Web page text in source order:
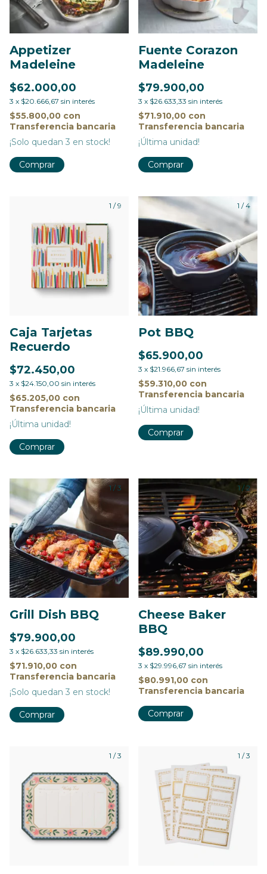
Appetizer
Madeleine
$62.000,00
3 x $20.666,67 sin interés
$55.800,00 con
Transferencia bancaria
¡Solo quedan 3 en stock!
Comprar
Fuente Corazon
Madeleine
$79.900,00
3 x $26.633,33 sin interés
$71.910,00 con
Transferencia bancaria
¡Última unidad!
Comprar
1 /9
Caja Tarjetas
Recuerdo
$72.450,00
3 x $24.150,00 sin interés
$65.205,00 con
Transferencia bancaria
¡Última unidad!
Comprar
1 /4
Pot BBQ
$65.900,00
3 x $21.966,67 sin interés
$59.310,00 con
Transferencia bancaria
¡Última unidad!
1 / 3
Grill Dish BBQ
$79.900,00
3 x $26.633,33 sin interés
$71.910,00 con
Transferencia bancaria
¡Solo quedan 3 en stock!
1 / 2
Cheese Baker
BBQ
$89.990,00
3 x $29.996,67 sin interés
$80.991,00 con
Transferencia bancaria
1 /3 1 /3